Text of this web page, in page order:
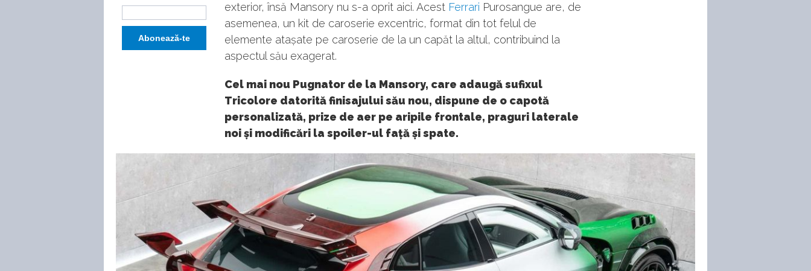
exterior, însă Mansory nu s-a oprit aici. Acest Ferrari Purosangue are, de
asemenea, un kit de caroserie excentric, format din tot felul de
elemente atașate pe caroserie de la un capăt la altul, contribuind la
aspectul său exagerat.
Cel mai nou Pugnator de la Mansory, care adaugă sufixul
Tricolore datorită finisajului său nou, dispune de o capotă
personalizată, prize de aer pe aripile frontale, praguri laterale
noi și modificări la spoiler-ul față și spate.